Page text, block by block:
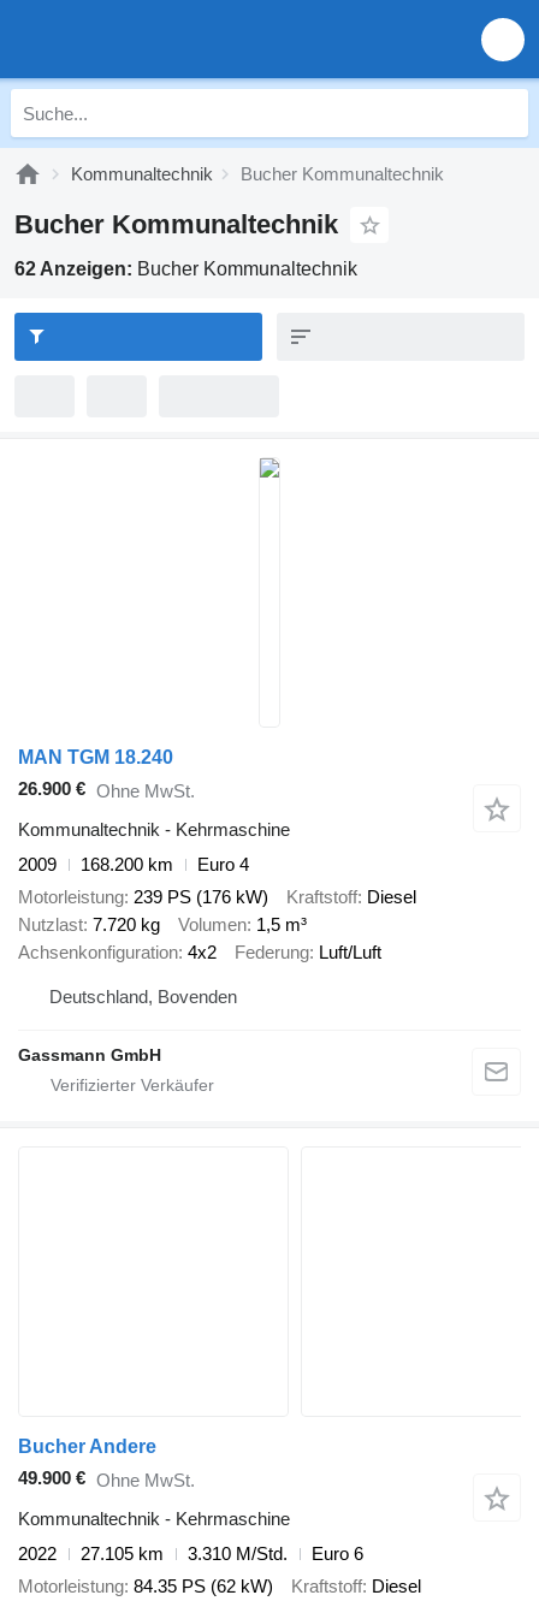
Kommunaltechnik Bucher Kommunaltechnik
Bucher Kommunaltechnik
62 Anzeigen: Bucher Kommunaltechnik
MAN TGM 18.240
26.900 € Ohne MwSt.
Kommunaltechnik - Kehrmaschine
2009
168.200 km
Euro 4
Motorleistung 239 PS (176 kW) Kraftstoff Diesel
Nutzlast 7.720 kg Volumen 1,5 m³
Achsenkonfiguration 4x2 Federung Luft/Luft
Deutschland, Bovenden
Gassmann GmbH
Bucher Andere
49.900 € Ohne MwSt.
Kommunaltechnik - Kehrmaschine
2022
27.105 km 3.310 M/Std.
Euro 6
Motorleistung 84.35 PS (62 kW) Kraftstoff Diesel